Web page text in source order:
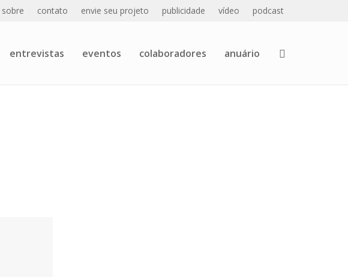
sobre contato envie seu projeto publicidade vídeo podcast
entrevistas eventos colaboradores anuário